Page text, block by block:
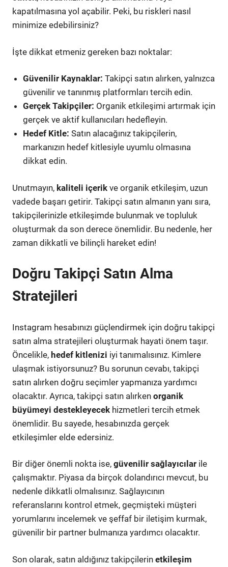
kapatılmasına yol açabilir. Peki, bu riskleri nasıl
minimize edebilirsiniz?
İşte dikkat etmeniz gereken bazı noktalar:
Güvenilir Kaynaklar: Takipçi satın alırken, yalnızca
güvenilir ve tanınmış platformları tercih edin.
Gerçek Takipçiler: Organik etkileşimi artırmak için
gerçek ve aktif kullanıcıları hedefleyin.
Hedef Kitle: Satın alacağınız takipçilerin,
markanızın hedef kitlesiyle uyumlu olmasına
dikkat edin.
Unutmayın, kaliteli içerik ve organik etkileşim, uzun
vadede başarı getirir. Takipçi satın almanın yanı sıra,
takipçilerinizle etkileşimde bulunmak ve topluluk
oluşturmak da son derece önemlidir. Bu nedenle, her
zaman dikkatli ve bilinçli hareket edin!
Doğru Takipçi Satın Alma
Stratejileri
Instagram hesabınızı güçlendirmek için doğru takipçi
satın alma stratejileri oluşturmak hayati önem taşır.
Öncelikle, hedef kitlenizi iyi tanımalısınız. Kimlere
ulaşmak istiyorsunuz? Bu sorunun cevabı, takipçi
satın alırken doğru seçimler yapmanıza yardımcı
olacaktır. Ayrıca, takipçi satın alırken organik
büyümeyi destekleyecek hizmetleri tercih etmek
önemlidir. Bu sayede, hesabınızda gerçek
etkileşimler elde edersiniz.
Bir diğer önemli nokta ise, güvenilir sağlayıcılar ile
çalışmaktır. Piyasa da birçok dolandırıcı mevcut, bu
nedenle dikkatli olmalısınız. Sağlayıcının
referanslarını kontrol etmek, geçmişteki müşteri
yorumlarını incelemek ve şeffaf bir iletişim kurmak,
güvenilir bir partner bulmanıza yardımcı olacaktır.
Son olarak, satın aldığınız takipçilerin etkileşim